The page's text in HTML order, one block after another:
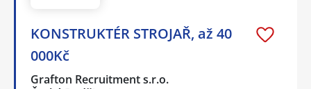
KONSTRUKTÉR STROJAŘ, až 40
000Kč
Grafton Recruitment s.r.o.